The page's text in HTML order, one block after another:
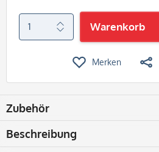
Warenkorb
Merken
Zubehör
Beschreibung